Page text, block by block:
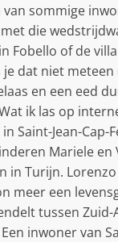
van sommige
die
Fobello of de
je dat niet
en een eed
ik las op
Saint-Jean-Cap-
Mariele en
in Turijn.
meer een
tussen Zuid-
inwoner van